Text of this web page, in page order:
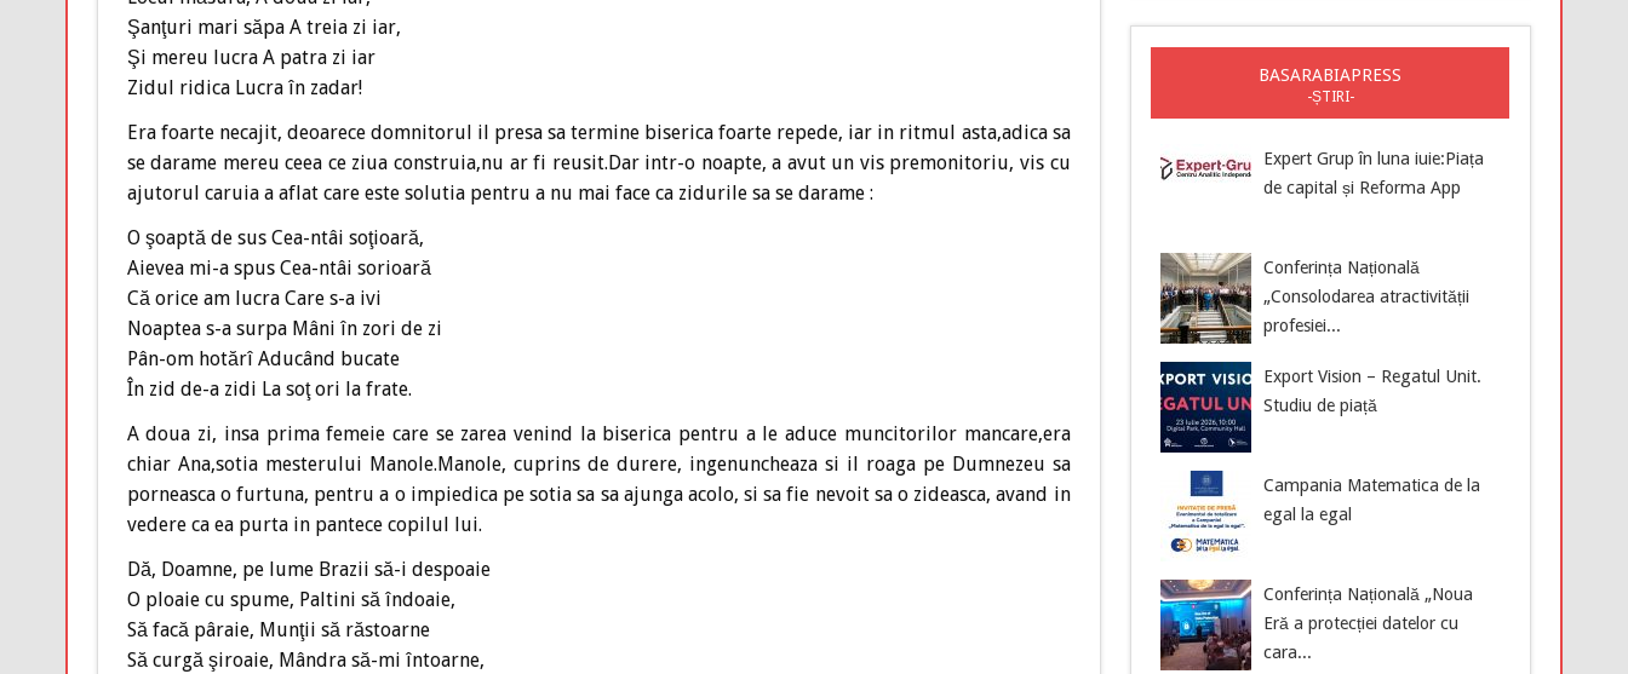
Şanţuri mari săpa A treia zi iar,
Şi mereu lucra A patra zi iar
Zidul ridica Lucra în zadar!
Era foarte necajit, deoarece domnitorul il presa sa termine biserica foarte repede, iar in ritmul asta,adica sa
se darame mereu ceea ce ziua construia,nu ar fi reusit.Dar intr-o noapte, a avut un vis premonitoriu, vis cu
ajutorul caruia a aflat care este solutia pentru a nu mai face ca zidurile sa se darame :
O şoaptă de sus Cea-ntâi soţioară,
Aievea mi-a spus Cea-ntâi sorioară
Că orice am lucra Care s-a ivi
Noaptea s-a surpa Mâni în zori de zi
Pân-om hotărî Aducând bucate
În zid de-a zidi La soţ ori la frate.
A doua zi, insa prima femeie care se zarea venind la biserica pentru a le aduce muncitorilor mancare,era
chiar Ana,sotia mesterului Manole.Manole, cuprins de durere, ingenuncheaza si il roaga pe Dumnezeu sa
porneasca o furtuna, pentru a o impiedica pe sotia sa sa ajunga acolo, si sa fie nevoit sa o zideasca, avand in
vedere ca ea purta in pantece copilul lui.
Dă, Doamne, pe lume Brazii să-i despoaie
O ploaie cu spume, Paltini să îndoaie,
Să facă pâraie, Munţii să răstoarne
Să curgă şiroaie, Mândra să-mi întoarne,
BASARABIAPRESS
-ȘTIRI-
Expert Grup în luna iuie:Piața
de capital și Reforma App
Conferința Națională
„Consolodarea atractivității
profesiei...
Export Vision – Regatul Unit.
Studiu de piață
Campania Matematica de la
egal la egal
Conferința Națională „Noua
Eră a protecției datelor cu
cara...